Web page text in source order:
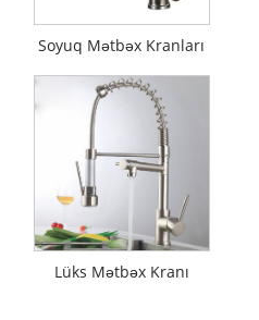
Soyuq Mətbəx Kranları
Lüks Mətbəx Kranı